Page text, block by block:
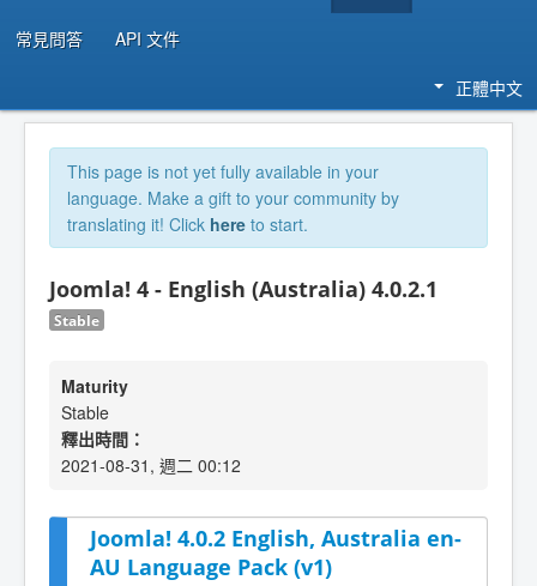
常見問答 API 文件
正體中文
This page is not yet fully available in your
language. Make a gift to your community by
translating it! Click here to start.
Joomla! 4 - English (Australia) 4.0.2.1
Stable
Maturity
Stable
釋出時間：
2021-08-31, 週二 00:12
Joomla! 4.0.2 English, Australia en-
AU Language Pack (v1)